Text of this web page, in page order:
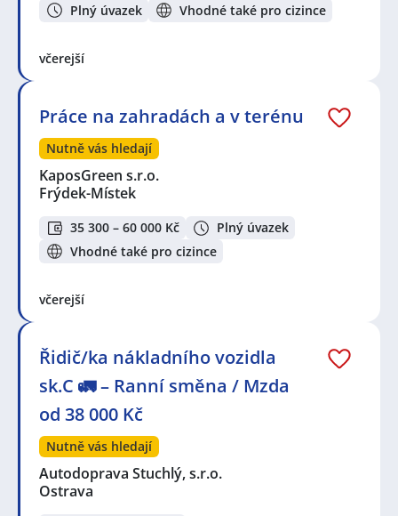
Plný úvazek Vhodné také pro cizince
včerejší
Práce na zahradách a v terénu
Nutně vás hledají
KaposGreen s.r.o.
Frýdek-Místek
35 300 – 60 000 Kč
Plný úvazek
Vhodné také pro cizince
včerejší
Řidič/ka nákladního vozidla
sk.C 🚛 – Ranní směna / Mzda
od 38 000 Kč
Nutně vás hledají
Autodoprava Stuchlý, s.r.o.
Ostrava